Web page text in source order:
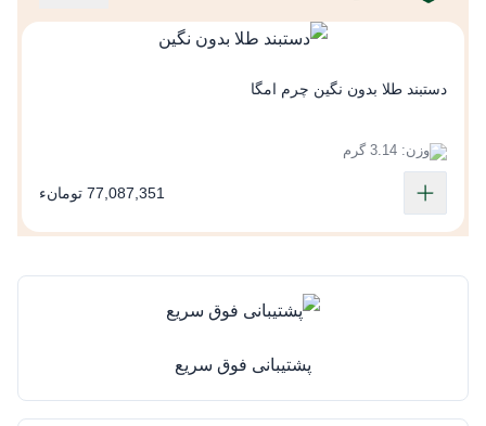
دستبند طلا بدون نگین چرم امگا
وزن: 3.14 گرم
77,087,351 تومانء
پشتیبانی فوق سریع